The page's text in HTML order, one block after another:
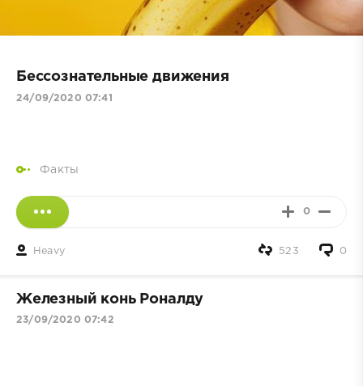
Бессознательные движения
24/09/2020 07:41
Факты
0
Heavy 0
523
Железный конь Роналду
23/09/2020 07:42